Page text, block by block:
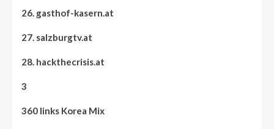
26. gasthof-kasern.at
27. salzburgtv.at
28. hackthecrisis.at
3
360 links Korea Mix